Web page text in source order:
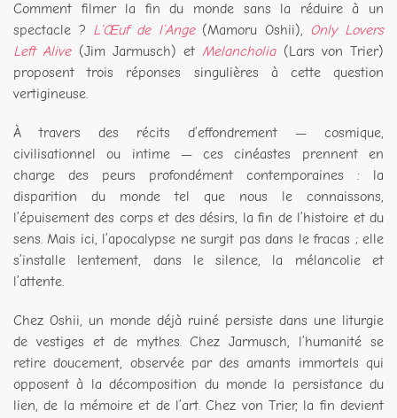
Comment filmer la fin du monde sans la réduire à un
spectacle ? L’Œuf de l’Ange(Mamoru Oshii), Only Lovers
Left Alive(Jim Jarmusch) etMelancholia (Lars von Trier)
proposent trois réponses singulières à cette question
vertigineuse.
À travers des récits d’effondrement — cosmique,
civilisationnel ou intime — ces cinéastes prennent en
charge des peurs profondément contemporaines : la
disparition du monde tel que nous le connaissons,
l’épuisement des corps et des désirs, la fin de l’histoire et du
sens. Mais ici, l’apocalypse ne surgit pas dans le fracas ; elle
s’installe lentement, dans le silence, la mélancolie et
l’attente.
Chez Oshii, un monde déjà ruiné persiste dans une liturgie
de vestiges et de mythes. Chez Jarmusch, l’humanité se
retire doucement, observée par des amants immortels qui
opposent à la décomposition du monde la persistance du
lien, de la mémoire et de l’art. Chez von Trier, la fin devient